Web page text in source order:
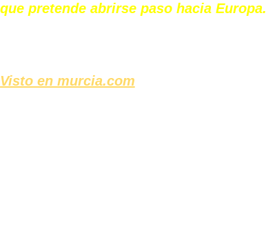
que pretende abrirse paso hacia Europa.
Visto en murcia.com